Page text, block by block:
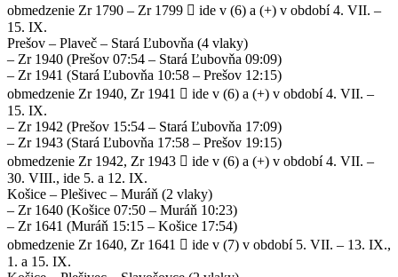
obmedzenie Zr 1790 – Zr 1799  ide v (6) a (+) v období 4. VII. –
15. IX.
Prešov – Plaveč – Stará Ľubovňa (4 vlaky)
– Zr 1940 (Prešov 07:54 – Stará Ľubovňa 09:09)
– Zr 1941 (Stará Ľubovňa 10:58 – Prešov 12:15)
obmedzenie Zr 1940, Zr 1941  ide v (6) a (+) v období 4. VII. –
15. IX.
– Zr 1942 (Prešov 15:54 – Stará Ľubovňa 17:09)
– Zr 1943 (Stará Ľubovňa 17:58 – Prešov 19:15)
obmedzenie Zr 1942, Zr 1943  ide v (6) a (+) v období 4. VII. –
30. VIII., ide 5. a 12. IX.
Košice – Plešivec – Muráň (2 vlaky)
– Zr 1640 (Košice 07:50 – Muráň 10:23)
– Zr 1641 (Muráň 15:15 – Košice 17:54)
obmedzenie Zr 1640, Zr 1641  ide v (7) v období 5. VII. – 13. IX.,
1. a 15. IX.